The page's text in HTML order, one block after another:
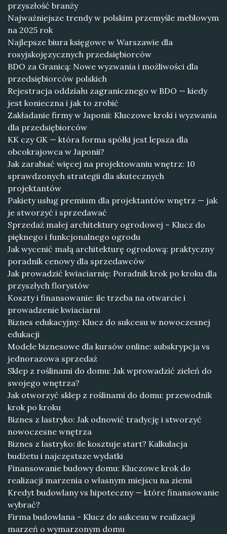
przyszłość branży
Najważniejsze trendy w polskim przemyśle meblowym
na 2025 rok
Najlepsze biura księgowe w Warszawie dla
rosyjskojęzycznych przedsiębiorców
BDO za Granicą: Nowe wyzwania i możliwości dla
przedsiębiorców polskich
Rejestracja oddziału zagranicznego w BDO — kiedy
jest konieczna i jak to zrobić
Zakładanie firmy w Japonii: Kluczowe kroki i wyzwania
dla przedsiębiorców
KK czy GK — która forma spółki jest lepsza dla
obcokrajowca w Japonii?
Jak zarabiać więcej na projektowaniu wnętrz: 10
sprawdzonych strategii dla skutecznych
projektantów
Pakiety usług premium dla projektantów wnętrz — jak
je stworzyć i sprzedawać
Sprzedaż małej architektury ogrodowej – Klucz do
pięknego i funkcjonalnego ogrodu
Jak wycenić małą architekturę ogrodową: praktyczny
poradnik cenowy dla sprzedawców
Jak prowadzić kwiaciarnię: Poradnik krok po kroku dla
przyszłych florystów
Koszty i finansowanie: ile trzeba na otwarcie i
prowadzenie kwiaciarni
Biznes edukacyjny: Klucz do sukcesu w nowoczesnej
edukacji
Modele biznesowe dla kursów online: subskrypcja vs
jednorazowa sprzedaż
Sklep z roślinami do domu: Jak wprowadzić zieleń do
swojego wnętrza?
Jak otworzyć sklep z roślinami do domu: przewodnik
krok po kroku
Biznes z lastryko: Jak odnowić tradycję i stworzyć
nowoczesne wnętrza
Biznes z lastryko: ile kosztuje start? Kalkulacja
budżetu i najczęstsze wydatki
Finansowanie budowy domu: Kluczowe krok do
realizacji marzenia o własnym miejscu na ziemi
Kredyt budowlany vs hipoteczny — które finansowanie
wybrać?
Firma budowlana - Klucz do sukcesu w realizacji
marzeń o wymarzonym domu